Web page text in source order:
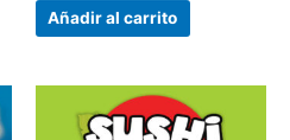
Añadir al carrito